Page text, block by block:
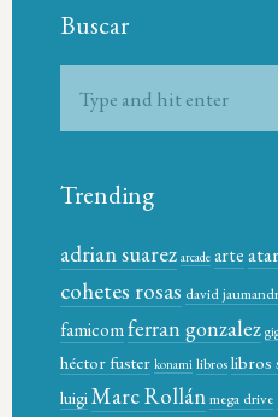
Buscar
Trending
adrian suarez arcade arte
cohetes rosas david
famicomferran gonzalez
héctor fuster konami libroslibros
luigiMarc Rollánmega drive